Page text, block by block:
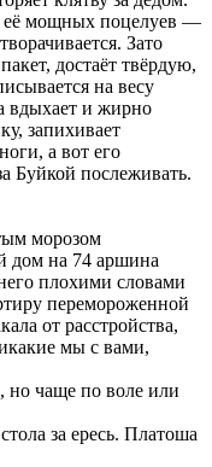
её мощных поцелуев —
Зато
достаёт твёрдую,
на весу
вдыхает и жирно
запихивает
а вот его
Буйкой послеживать.
морозом
дом на 74 аршина
плохими словами
перемороженной
от расстройства,
мы с вами,
но чаще по воле или
за ересь. Платоша